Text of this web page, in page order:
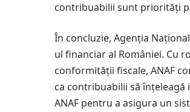
contribuabilii sunt priorități
În concluzie, Agenția
ul financiar al României. Cu
conformității fiscale, ANAF
ca contribuabilii să
ANAF pentru a asigura un